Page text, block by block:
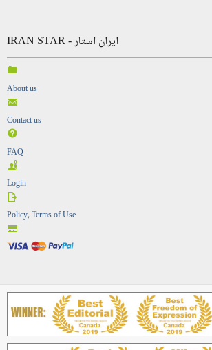
IRAN STAR - ایران استار
About us
Contact us
FAQ
Login
Policy, Terms of Use